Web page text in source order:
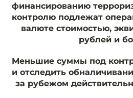
финансированию
контролю подлежат
валюте стоимостью,
рублей и
Меньшие суммы под
и отследить
за рубежом